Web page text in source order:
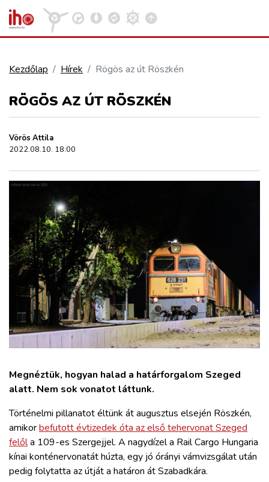
VASÚT
KÖZLEKEDÉSFEJLESZTÉS
ELLÁTÁSI LÁNC
ZÖLDÚT
HAJÓZÁS
BLOG
ARCHÍVUM
WEBSHOP
BELÉPÉS
Kezdőlap Hírek Rögös az út Röszkén
RÖGÖS AZ ÚT RÖSZKÉN
Vörös Attila
2022.08.10. 18:00
Megnéztük, hogyan halad a határforgalom Szeged
alatt. Nem sok vonatot láttunk.
Történelmi pillanatot éltünk át augusztus elsején Röszkén,
amikorbefutott évtizedek óta az első tehervonat Szeged
felőla 109-es Szergejjel. A nagydízel a Rail Cargo Hungaria
kínai konténervonatát húzta, egy jó órányi vámvizsgálat után
pedig folytatta az útját a határon át Szabadkára.